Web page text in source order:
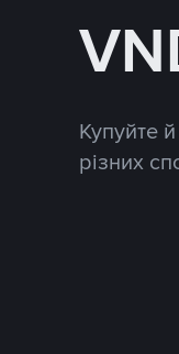
Купуйте
різних